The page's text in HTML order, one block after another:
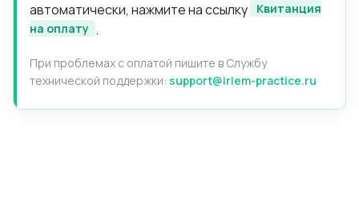
автоматически, нажмите на ссылку
Квитанция
на оплату .
При проблемах с оплатой пишите в Службу
технической поддержки: support@irlem-practice.ru